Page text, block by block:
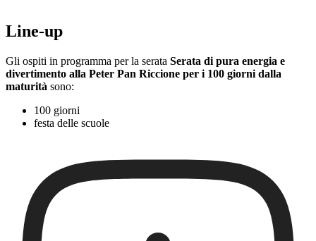
Line-up
Gli ospiti in programma per la serata Serata di pura energia e
divertimento alla Peter Pan Riccione per i 100 giorni dalla
maturità sono:
100 giorni
festa delle scuole